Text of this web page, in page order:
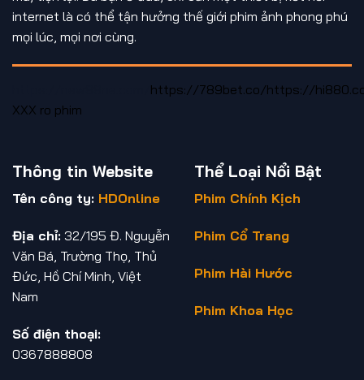
internet là có thể tận hưởng thế giới phim ảnh phong phú
mọi lúc, mọi nơi cùng.
https://789bet.co/https://
XXX ro phim
Thông tin Website
Tên công ty: HDOnline
Địa chỉ: 32/195 Đ. Nguyễn
Văn Bá, Trường Thọ, Thủ
Đức, Hồ Chí Minh, Việt
Nam
Số điện thoại:
0367888808
Thể Loại Nổi Bật
Phim Chính Kịch
Phim Cổ Trang
Phim Hài Hước
Phim Khoa Học